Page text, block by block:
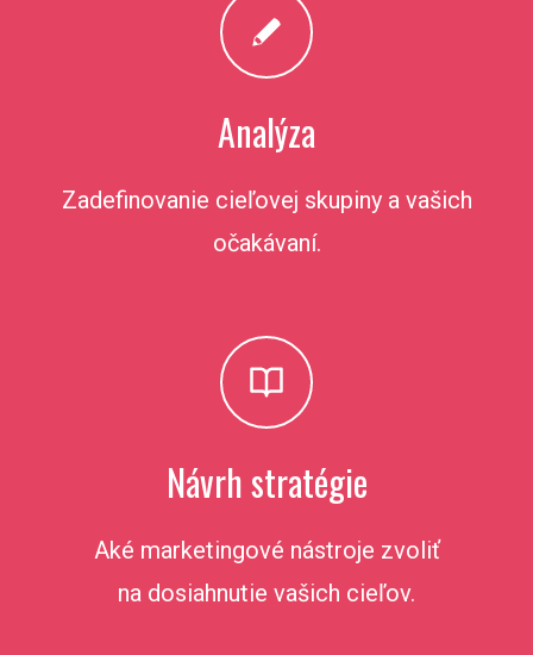
Analýza
Zadefinovanie cieľovej skupiny a vašich
očakávaní.
Návrh stratégie
Aké marketingové nástroje zvoliť
na dosiahnutie vašich cieľov.